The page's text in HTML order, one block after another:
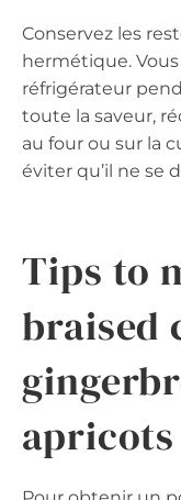
Conservez les
hermétique.
réfrigérateur
toute la saveur,
au four ou sur la
éviter qu’il ne se
Tips to
braised
apricots